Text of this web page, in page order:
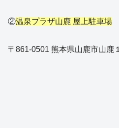
②温泉プラザ山鹿 屋上駐車場
〒861-0501 熊本県山鹿市山鹿１